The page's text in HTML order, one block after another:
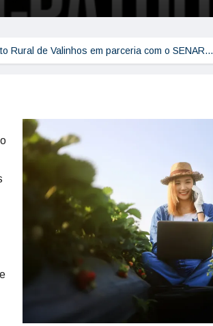
Rural de Valinhos em parceria com o SENAR…